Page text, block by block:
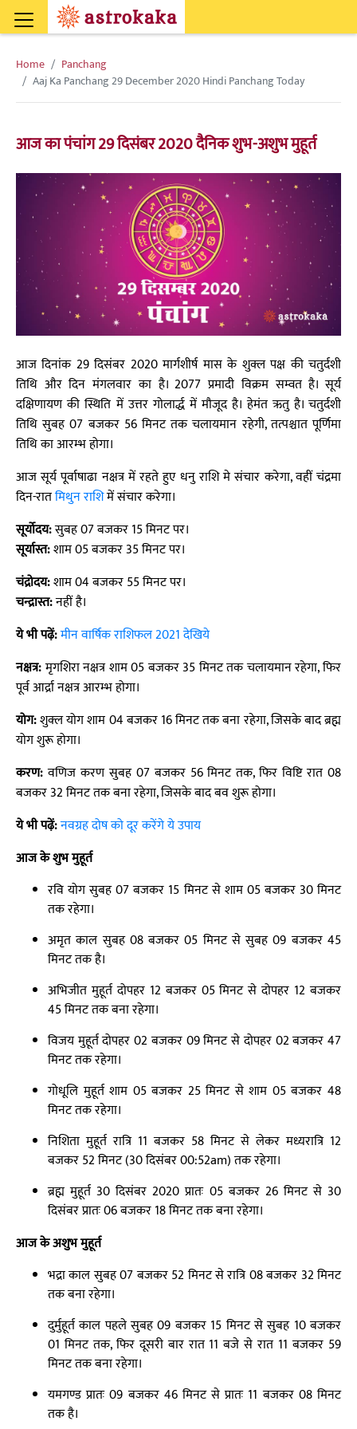
Home
Panchang
Aaj Ka Panchang 29 December 2020 Hindi Panchang Today
आज का पंचांग 29 दिसंबर 2020 दैनिक शुभ-अशुभ मुहूर्त
आज दिनांक 29 दिसंबर 2020 मार्गशीर्ष मास के शुक्ल पक्ष की चतुर्दशी
तिथि और दिन मंगलवार का है। 2077 प्रमादी विक्रम सम्वत है। सूर्य
दक्षिणायण की स्थिति में उत्तर गोलार्द्ध में मौजूद है। हेमंत ऋतु है। चतुर्दशी
तिथि सुबह 07 बजकर 56 मिनट तक चलायमान रहेगी, तत्पश्चात पूर्णिमा
तिथि का आरम्भ होगा।
आज सूर्य पूर्वाषाढा नक्षत्र में रहते हुए धनु राशि मे संचार करेगा, वहीं चंद्रमा
दिन-रातमिथुन राशिमें संचार करेगा।
सूर्योदय:सुबह 07 बजकर 15 मिनट पर।
सूर्यास्त:शाम 05 बजकर 35 मिनट पर।
चंद्रोदय:शाम 04 बजकर 55 मिनट पर।
चन्द्रास्त:नहीं है।
ये भी पढ़ें:मीन वार्षिक राशिफल 2021 देखिये
नक्षत्र:मृगशिरा नक्षत्र शाम 05 बजकर 35 मिनट तक चलायमान रहेगा, फिर
पूर्व आर्द्रा नक्षत्र आरम्भ होगा।
योग:शुक्ल योग शाम 04 बजकर 16 मिनट तक बना रहेगा, जिसके बाद ब्रह्म
योग शुरू होगा।
करण:वणिज करण सुबह 07 बजकर 56 मिनट तक, फिर विष्टि रात 08
बजकर 32 मिनट तक बना रहेगा, जिसके बाद बव शुरू होगा।
ये भी पढ़ें:नवग्रह दोष को दूर करेंगे ये उपाय
आज के शुभ मुहूर्त
रवि योग सुबह 07 बजकर 15 मिनट से शाम 05 बजकर 30 मिनट
तक रहेगा।
अमृत काल सुबह 08 बजकर 05 मिनट से सुबह 09 बजकर 45
मिनट तक है।
अभिजीत मुहूर्त दोपहर 12 बजकर 05 मिनट से दोपहर 12 बजकर
45 मिनट तक बना रहेगा।
विजय मुहूर्त दोपहर 02 बजकर 09 मिनट से दोपहर 02 बजकर 47
मिनट तक रहेगा।
गोधूलि मुहूर्त शाम 05 बजकर 25 मिनट से शाम 05 बजकर 48
मिनट तक रहेगा।
निशिता मुहूर्त रात्रि 11 बजकर 58 मिनट से लेकर मध्यरात्रि 12
बजकर 52 मिनट (30 दिसंबर 00:52am) तक रहेगा।
ब्रह्म मुहूर्त 30 दिसंबर 2020 प्रातः 05 बजकर 26 मिनट से 30
दिसंबर प्रातः 06 बजकर 18 मिनट तक बना रहेगा।
आज के अशुभ मुहूर्त
भद्रा काल सुबह 07 बजकर 52 मिनट से रात्रि 08 बजकर 32 मिनट
तक बना रहेगा।
दुर्मुहूर्त काल पहले सुबह 09 बजकर 15 मिनट से सुबह 10 बजकर
01 मिनट तक, फिर दूसरी बार रात 11 बजे से रात 11 बजकर 59
मिनट तक बना रहेगा।
यमगण्ड प्रातः 09 बजकर 46 मिनट से प्रातः 11 बजकर 08 मिनट
तक है।